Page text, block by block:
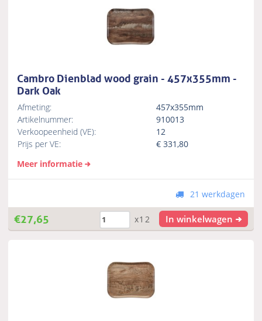
Cambro Dienblad wood grain - 457x355mm -
Dark Oak
Afmeting:
457x355mm
Artikelnummer:
910013
Verkoopeenheid (VE):
12
Prijs per VE:
€331,80
Meer informatie
21 werkdagen
€27,65 x12 In winkelwagen